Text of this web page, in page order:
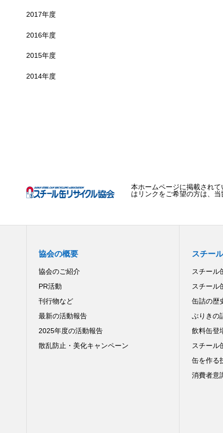
2017年度
2016年度
2015年度
2014年度
本ホームページに掲載され
はリンクをご希望の方は、
協会の概要
協会のご紹介
PR活動
刊行物など
最新の活動報告
2025年度の活動報告
散乱防止・美化キャンペーン
スチー
スチール
スチール
缶詰の歴
ぶりきの
飲料缶登
スチール
缶を作る
消費者意